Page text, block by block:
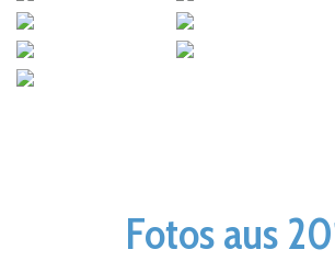
Fotos aus